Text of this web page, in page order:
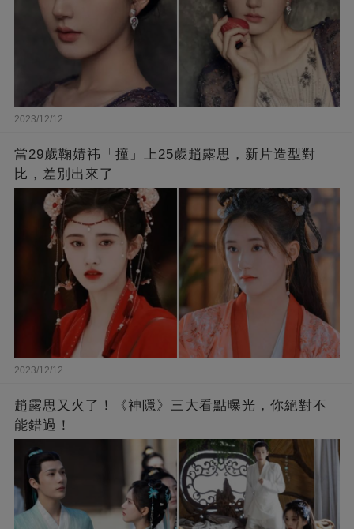
2023/12/12
當29歲鞠婧祎「撞」上25歲趙露思，新片造型對
比，差別出來了
2023/12/12
趙露思又火了！《神隱》三大看點曝光，你絕對不
能錯過！